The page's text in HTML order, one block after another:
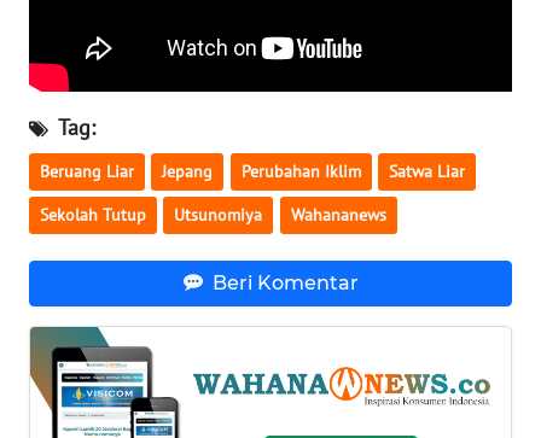
Tag:
Beruang Liar Jepang Perubahan Iklim Satwa Liar
Sekolah Tutup Utsunomiya Wahananews
Beri Komentar
WN
NTB
WN
SULTENG
BABEL
WN